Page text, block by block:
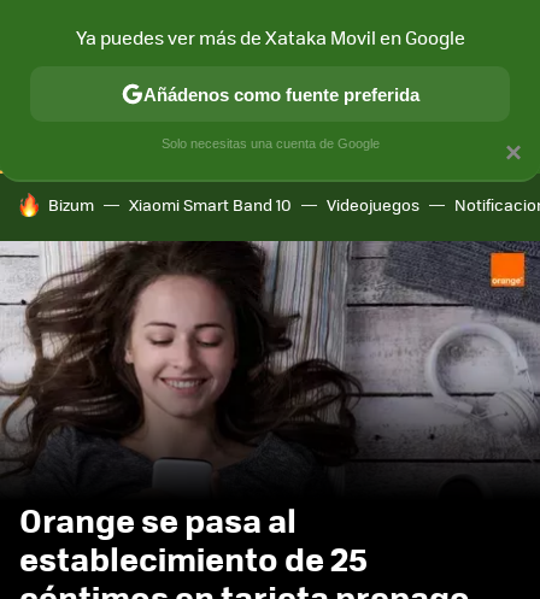
CONECTIVIDAD MÓVIL Y SOCIEDAD APLICACIONES
HOY SE HABLA DE
Bizum Xiaomi Smart Band 10 Videojuegos
Orange se pasa al
establecimiento de 25
×
Ya puedes ver más de Xataka Movil en Google
Añádenos como fuente preferida
Solo necesitas una cuenta de Google